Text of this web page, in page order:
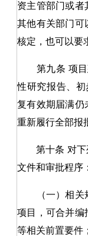
资主管部门或者
其他有关部门可
核定，也可以要
第九条 项
性研究报告、
复有效期届满仍
重新履行全部报
第十条 对
文件和审批程序：
（一）相
项目，可合并编
等相关前置要件；